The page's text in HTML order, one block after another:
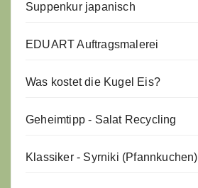
Suppenkur japanisch
EDUART Auftragsmalerei
Was kostet die Kugel Eis?
Geheimtipp - Salat Recycling
Klassiker - Syrniki (Pfannkuchen)